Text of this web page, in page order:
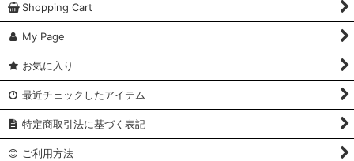
Shopping Cart
My Page
お気に入り
最近チェックしたアイテム
特定商取引法に基づく表記
ご利用方法